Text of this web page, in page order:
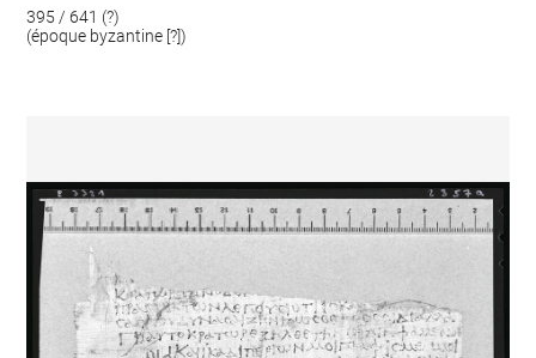
395 / 641 (?)
(époque byzantine [?])